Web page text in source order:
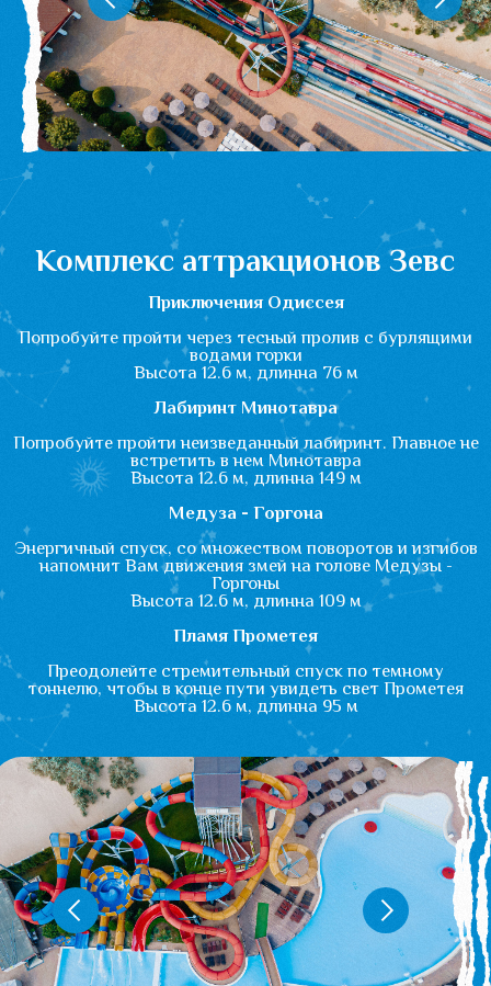
Приезжайте к нам
дружной и большой
семьей
Все члены многодетной
семьи приобретают билет
по цене льготного тарифа -
1900 рублей.
Для детей ростом до 105 см
Важно! Скидка
предоставляется при
предъявлении в кассу
документа,
подтверждающего статус
(удостоверение
многодетной семьи).
необходимо свидетельство о
его рождении.
Для наших героев
Участник СВО и его семья
с подтверждающим
территорию аквапарка по
цене льготного билета —
1900 рублей.
Для детей ростом до 105
лет посещение аквапарка
– бесплатное.
Важно! Скидка
предоставляется при
предъявлении в кассу
документа,
подтверждающего статус
участника СВО.